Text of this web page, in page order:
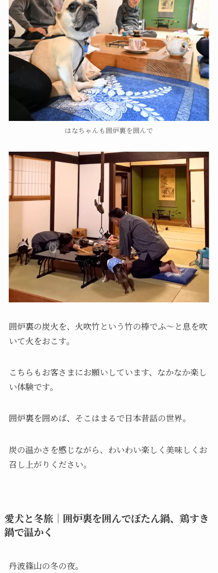
はなちゃんも囲炉裏を囲んで
囲炉裏の炭火を、火吹竹という竹の棒でふ～と息を吹
いて火をおこす。
こちらもお客さまにお願いしています、なかなか楽し
い体験です。
囲炉裏を囲めば、そこはまるで日本昔話の世界。
炭の温かさを感じながら、わいわい楽しく美味しくお
召し上がりください。
愛犬と冬旅｜囲炉裏を囲んでぼたん鍋、鶏すき
鍋で温かく
丹波篠山の冬の夜。